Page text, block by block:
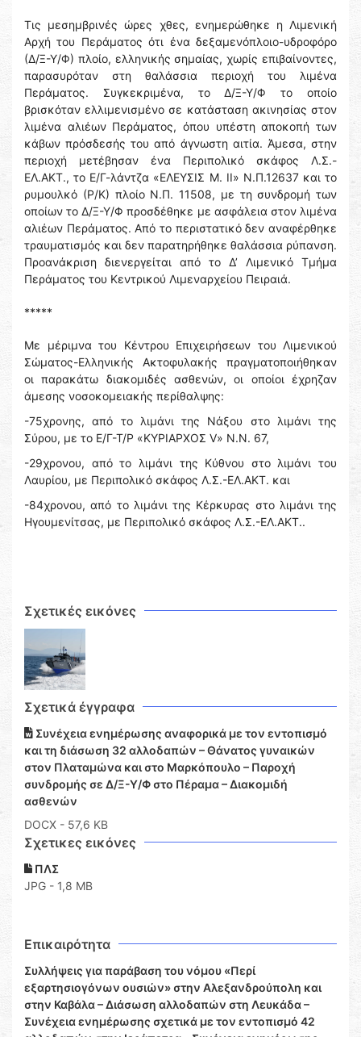
Τις μεσημβρινές ώρες χθες, ενημερώθηκε η Λιμενική
Αρχή του Περάματος ότι ένα δεξαμενόπλοιο-υδροφόρο
(Δ/Ξ-Υ/Φ) πλοίο, ελληνικής σημαίας, χωρίς επιβαίνοντες,
παρασυρόταν στη θαλάσσια περιοχή του λιμένα
Περάματος. Συγκεκριμένα, το Δ/Ξ-Υ/Φ το οποίο
βρισκόταν ελλιμενισμένο σε κατάσταση ακινησίας στον
λιμένα αλιέων Περάματος, όπου υπέστη αποκοπή των
κάβων πρόσδεσής του από άγνωστη αιτία. Άμεσα, στην
περιοχή μετέβησαν ένα Περιπολικό σκάφος Λ.Σ.-
ΕΛ.ΑΚΤ., το Ε/Γ-λάντζα «ΕΛΕΥΣΙΣ Μ. ΙΙ» Ν.Π.12637 και το
ρυμουλκό (Ρ/Κ) πλοίο Ν.Π. 11508, με τη συνδρομή των
οποίων το Δ/Ξ-Υ/Φ προσδέθηκε με ασφάλεια στον λιμένα
αλιέων Περάματος. Από το περιστατικό δεν αναφέρθηκε
τραυματισμός και δεν παρατηρήθηκε θαλάσσια ρύπανση.
Προανάκριση διενεργείται από το Δ’ Λιμενικό Τμήμα
Περάματος του Κεντρικού Λιμεναρχείου Πειραιά.
*****
Με μέριμνα του Κέντρου Επιχειρήσεων του Λιμενικού
Σώματος-Ελληνικής Ακτοφυλακής πραγματοποιήθηκαν
οι παρακάτω διακομιδές ασθενών, οι οποίοι έχρηζαν
άμεσης νοσοκομειακής περίθαλψης:
-75χρονης, από το λιμάνι της Νάξου στο λιμάνι της
Σύρου, με το Ε/Γ-Τ/Ρ «ΚΥΡΙΑΡΧΟΣ V» Ν.Ν. 67,
-29χρονου, από το λιμάνι της Κύθνου στο λιμάνι του
Λαυρίου, με Περιπολικό σκάφος Λ.Σ.-ΕΛ.ΑΚΤ. και
-84χρονου, από το λιμάνι της Κέρκυρας στο λιμάνι της
Ηγουμενίτσας, με Περιπολικό σκάφος Λ.Σ.-ΕΛ.ΑΚΤ..
Σχετικές εικόνες
Σχετικά έγγραφα
Συνέχεια ενημέρωσης αναφορικά με τον εντοπισμό
και τη διάσωση 32 αλλοδαπών – Θάνατος γυναικών
στον Πλαταμώνα και στο Μαρκόπουλο – Παροχή
συνδρομής σε Δ/Ξ-Υ/Φ στο Πέραμα – Διακομιδή
ασθενών
DOCX - 57,6 KB
Σχετικες εικόνες
ΠΛΣ
JPG - 1,8 MB
Επικαιρότητα
Συλλήψεις για παράβαση του νόμου «Περί
εξαρτησιογόνων ουσιών» στην Αλεξανδρούπολη και
στην Καβάλα – Διάσωση αλλοδαπών στη Λευκάδα –
Συνέχεια ενημέρωσης σχετικά με τον εντοπισμό 42